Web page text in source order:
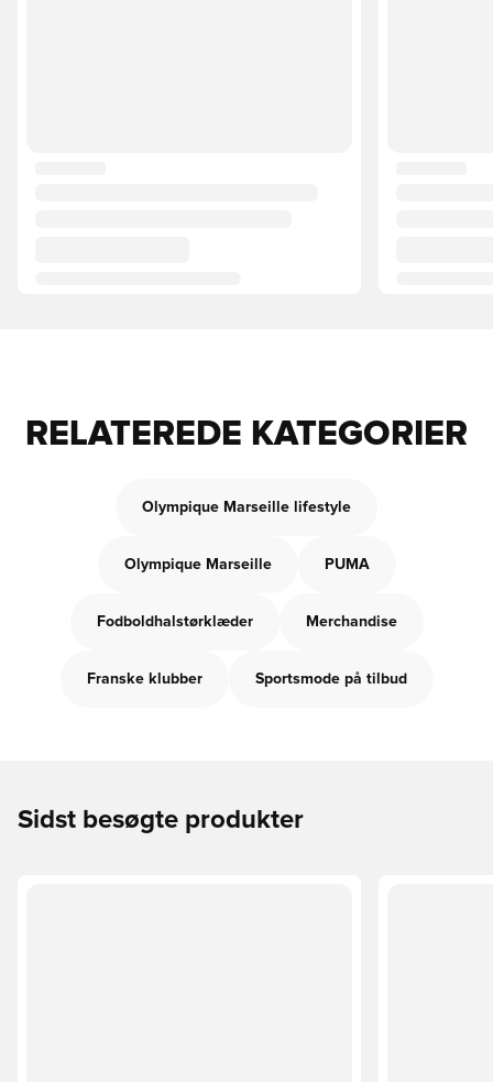
RELATEREDE KATEGORIER
Olympique Marseille lifestyle
Olympique Marseille PUMA
Fodboldhalstørklæder Merchandise
Franske klubber Sportsmode på tilbud
Sidst besøgte produkter